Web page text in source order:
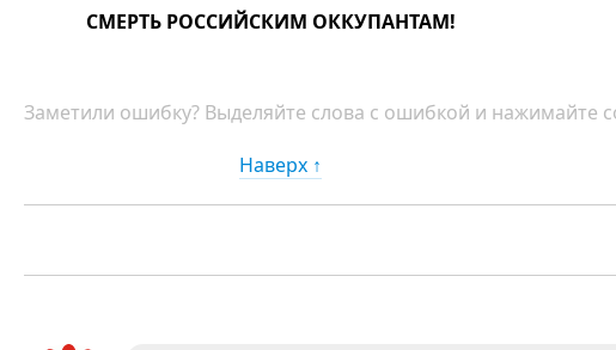
СМЕРТЬ РОССИЙСКИМ ОККУПАНТАМ!
Заметили ошибку? Выделяйте слова с ошибкой и нажимайте
Наверх ↑